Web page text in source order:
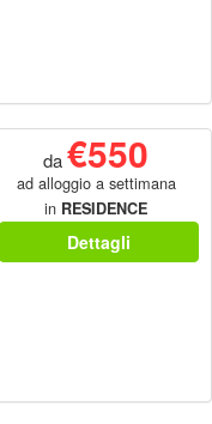
da€550
ad alloggio a settimana
in RESIDENCE
Dettagli